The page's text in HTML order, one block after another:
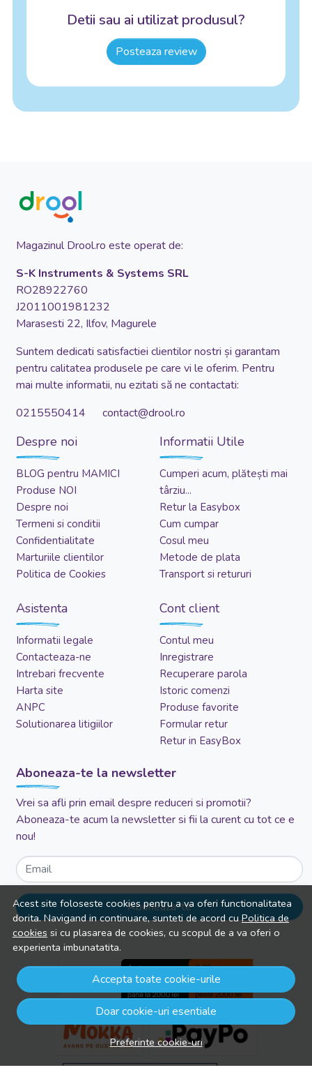
Detii sau ai utilizat produsul?
Posteaza review
Acest site foloseste cookies pentru a va oferi functionalitatea
dorita. Navigand in continuare, sunteti de acord cuPolitica de
cookies si cu plasarea de cookies, cu scopul de a va oferi o
experienta imbunatatita.
Accepta toate cookie-urile
Doar cookie-uri esentiale
Preferinte cookie-uri
Magazinul Drool.ro este operat de:
S-K Instruments & Systems SRL
RO28922760
J2011001981232
Marasesti 22, Ilfov, Magurele
Suntem dedicati satisfactiei clientilor nostri și garantam
pentru calitatea produsele pe care vi le oferim. Pentru
mai multe informatii, nu ezitati să ne contactati:
0215550414 contact@drool.ro
Despre noi
BLOG pentru MAMICI
Produse NOI
Despre noi
Termeni si conditii
Confidentialitate
Marturiile clientilor
Politica de Cookies
Informatii Utile
Cumperi acum, plătești mai
târziu...
Retur la Easybox
Cum cumpar
Cosul meu
Metode de plata
Transport si retururi
Asistenta
Informatii legale
Contacteaza-ne
Intrebari frecvente
Harta site
ANPC
Solutionarea litigiilor
Cont client
Contul meu
Inregistrare
Recuperare parola
Istoric comenzi
Produse favorite
Formular retur
Retur in EasyBox
Aboneaza-te la newsletter
Vrei sa afli prin email despre reduceri si promotii?
Aboneaza-te acum la newsletter si fii la curent cu tot ce e
nou!
Email
Aboneaza-te